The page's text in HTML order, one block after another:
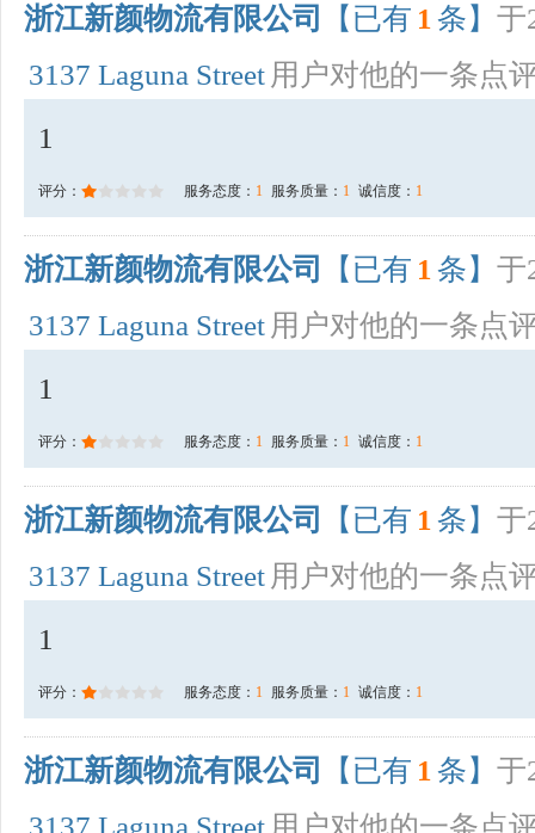
浙江新颜物流有限公司 【已有 1 条】 于
3137 Laguna Street 用户对他的一条点
1
评分： 服务态度： 1 服务质量： 1 诚信度： 1
浙江新颜物流有限公司 【已有 1 条】 于
3137 Laguna Street 用户对他的一条点
1
评分： 服务态度： 1 服务质量： 1 诚信度： 1
浙江新颜物流有限公司 【已有 1 条】 于
3137 Laguna Street 用户对他的一条点
1
评分： 服务态度： 1 服务质量： 1 诚信度： 1
浙江新颜物流有限公司 【已有 1 条】 于
3137 Laguna Street 用户对他的一条点